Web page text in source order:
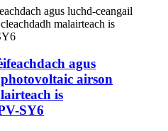
agus
airson
is
SY6